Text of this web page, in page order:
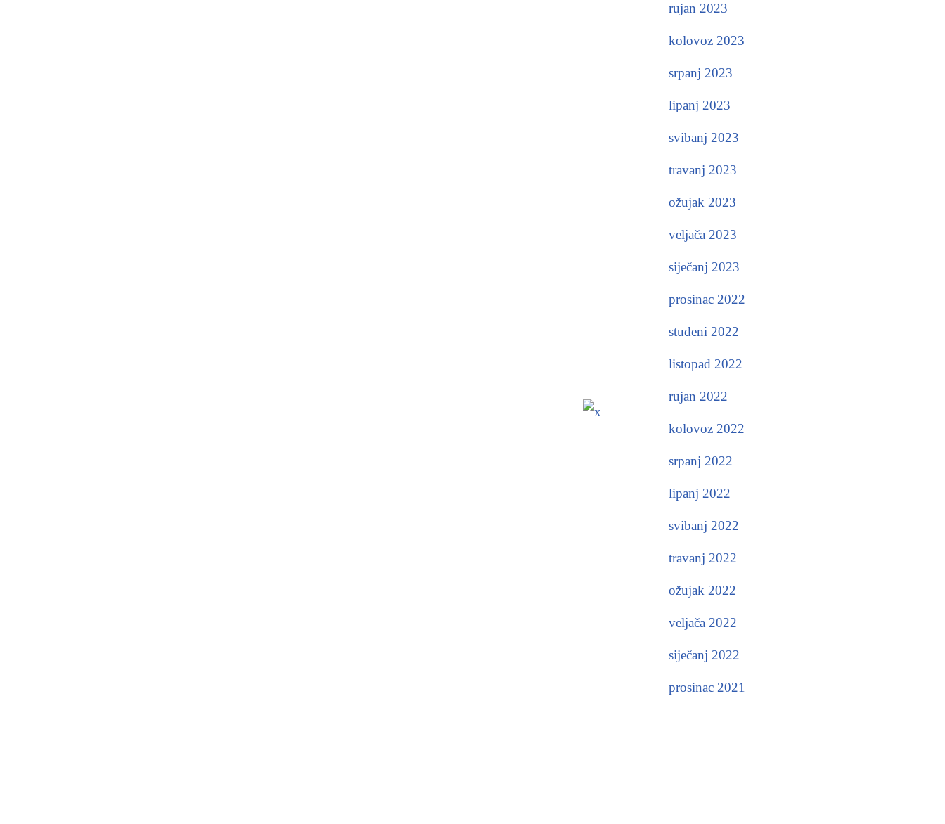
rujan 2023
kolovoz 2023
srpanj 2023
lipanj 2023
svibanj 2023
travanj 2023
ožujak 2023
veljača 2023
siječanj 2023
prosinac 2022
studeni 2022
listopad 2022
rujan 2022
kolovoz 2022
srpanj 2022
lipanj 2022
svibanj 2022
travanj 2022
ožujak 2022
veljača 2022
siječanj 2022
prosinac 2021